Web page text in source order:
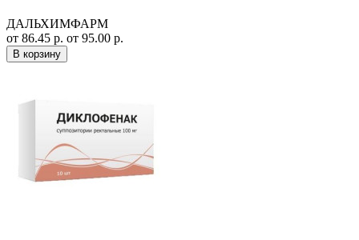
ДАЛЬХИМФАРМ
от 86.45 р. от 95.00 р.
В корзину